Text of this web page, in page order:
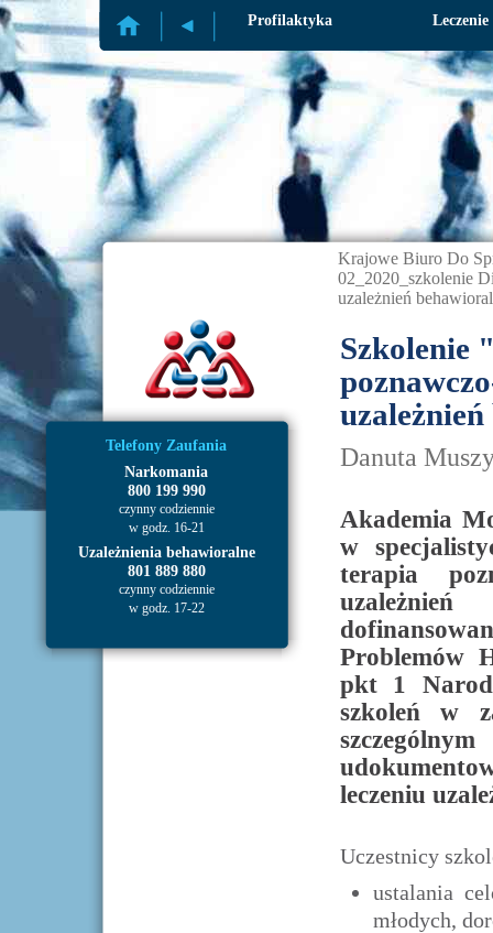
Profilaktyka Leczenie
Telefony Zaufania
Narkomania
800 199 990
czynny codziennie
w godz. 16-21
Uzależnienia behawioralne
801 889 880
czynny codziennie
w godz. 17-22
Krajowe Biuro Do
02_2020_szkolenie
uzależnień
Szkolenie
Danuta
Akademia
w
terapia
Problemów
pkt 1
szkoleń w
leczeniu
Uczestnicy
ustalania
młodych,